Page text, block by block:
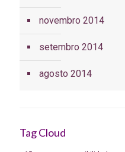
novembro 2014
setembro 2014
agosto 2014
Tag Cloud